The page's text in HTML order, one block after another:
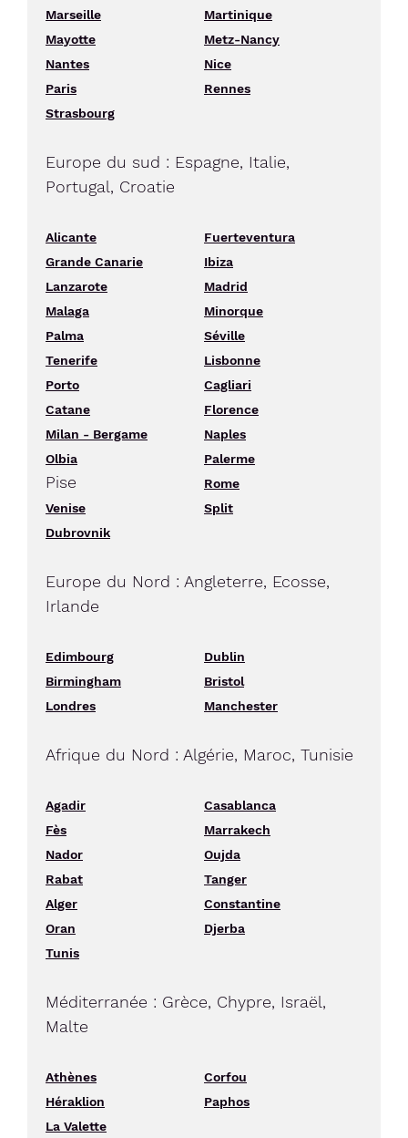
Marseille
Martinique
Mayotte
Metz-Nancy
Nantes
Nice
Paris
Rennes
Strasbourg
Europe du sud : Espagne, Italie,
Portugal, Croatie
Alicante
Fuerteventura
Grande Canarie
Ibiza
Lanzarote
Madrid
Malaga
Minorque
Palma
Séville
Tenerife
Lisbonne
Porto
Cagliari
Catane
Florence
Milan - Bergame
Naples
Olbia
Palerme
Pise
Rome
Venise
Split
Dubrovnik
Europe du Nord : Angleterre, Ecosse,
Irlande
Edimbourg
Dublin
Birmingham
Bristol
Londres
Manchester
Afrique du Nord : Algérie, Maroc, Tunisie
Agadir
Casablanca
Fès
Marrakech
Nador
Oujda
Rabat
Tanger
Alger
Constantine
Oran
Djerba
Tunis
Méditerranée : Grèce, Chypre, Israël,
Malte
Athènes
Corfou
Héraklion
Paphos
La Valette